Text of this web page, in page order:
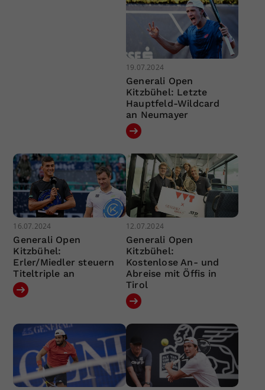
19.07.2024
Generali Open
Kitzbühel: Letzte
Hauptfeld-Wildcard
an Neumayer
16.07.2024
Generali Open
Kitzbühel:
Erler/Miedler steuern
Titeltriple an
12.07.2024
Generali Open
Kitzbühel:
Kostenlose An- und
Abreise mit Öffis in
Tirol